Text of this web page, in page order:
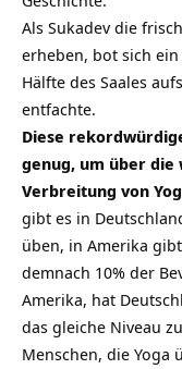
Als Sukadev die
erheben, bot sich
Hälfte des Saales
entfachte.
Diese
genug, um über die
Verbreitung von
gibt es in
üben, in Amerika
demnach 10% der
Amerika, hat
das gleiche Niveau
Menschen, die Yoga